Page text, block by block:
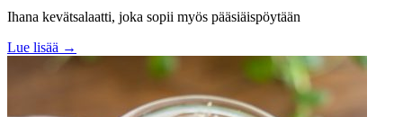
Ihana kevätsalaatti, joka sopii myös pääsiäispöytään
Lue lisää →